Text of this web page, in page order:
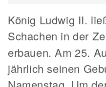
König Ludwig II.
Schachen in der
erbauen. Am 25.
jährlich seinen